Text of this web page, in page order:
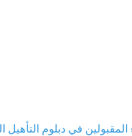
المقبولين في دبلوم